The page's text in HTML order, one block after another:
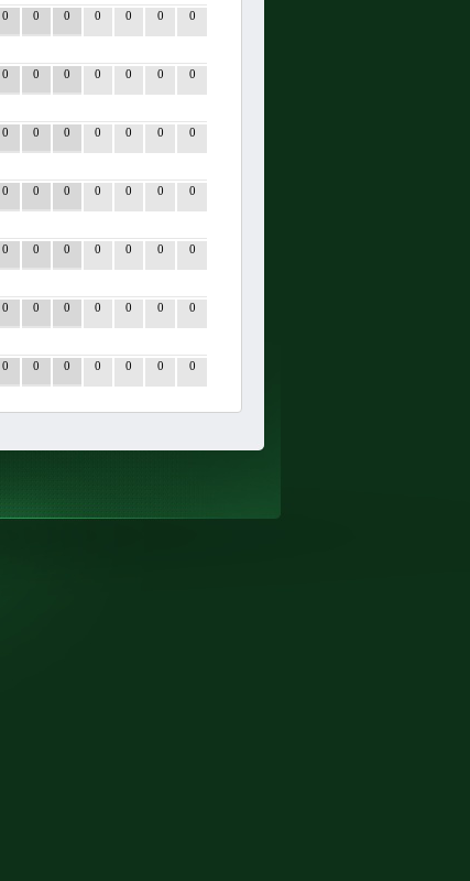
0 0 0 0 0 0 0
0 0 0 0 0 0 0
0 0 0 0 0 0 0
0 0 0 0 0 0 0
0 0 0 0 0 0 0
0 0 0 0 0 0 0
0 0 0 0 0 0 0